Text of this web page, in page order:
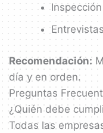
Recomendación:
día y en orden.
Preguntas
¿Quién debe
Todas las